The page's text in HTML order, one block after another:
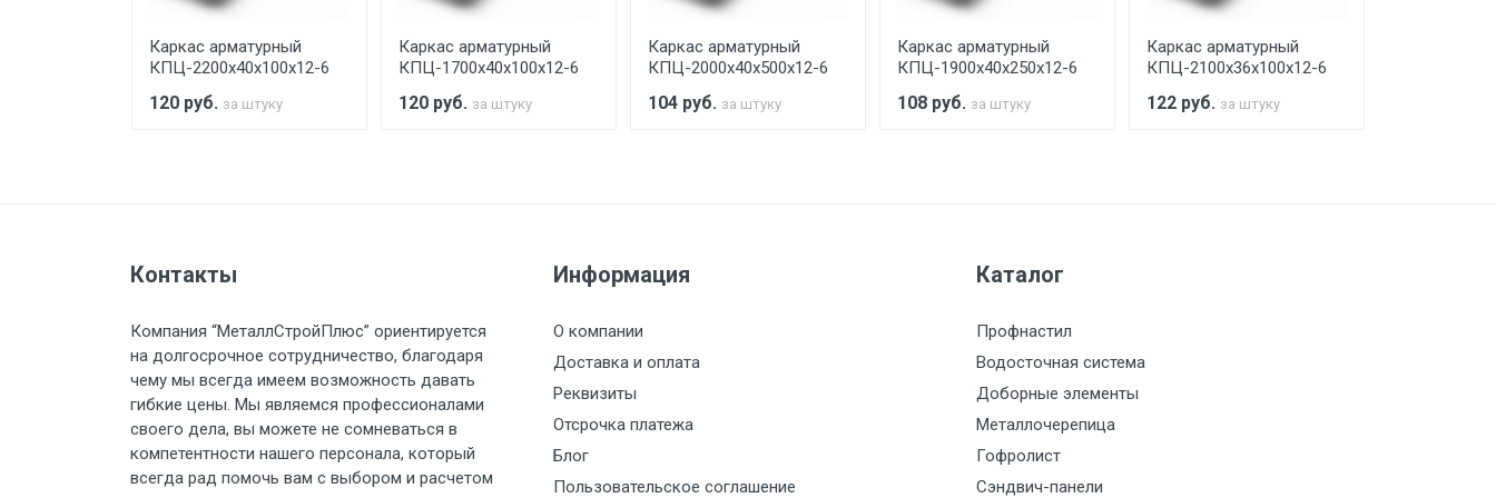
Стоимость доставки по РФ рассчитывается индивидуально.
Груз до 6 м, вес до 3 тн 7500 с НДС 35р./км за МКАД
Груз до 6 м, вес до 5 тн 9000 с НДС 40р./км за МКАД
Груз до 6 м, вес до 8 тн 10000 с НДС 45р./км за МКАД
Каркас арматурный
КПЦ-2200х40х100х12-6
120 руб. за штуку
Каркас арматурный
КПЦ-1700х40х100х12-6
120 руб. за штуку
Каркас арматурный
КПЦ-2000х40х500х12-6
104 руб. за штуку
Каркас арматурный
КПЦ-1900х40х250х12-6
108 руб. за штуку
Каркас арматурный
КПЦ-2100х36х100х12-6
122 руб. за штуку
Контакты
Компания “МеталлСтройПлюс” ориентируется
на долгосрочное сотрудничество, благодаря
чему мы всегда имеем возможность давать
гибкие цены. Мы являемся профессионалами
своего дела, вы можете не сомневаться в
компетентности нашего персонала, который
всегда рад помочь вам с выбором и расчетом
Информация
О компании
Доставка и оплата
Реквизиты
Отсрочка платежа
Блог
Пользовательское соглашение
Каталог
Профнастил
Водосточная система
Доборные элементы
Металлочерепица
Гофролист
Сэндвич-панели